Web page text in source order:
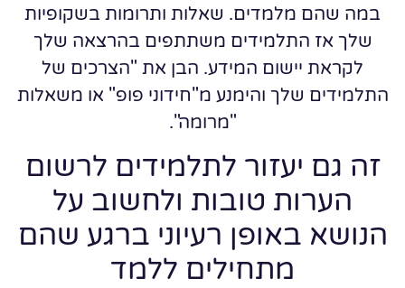
במה שהם מלמדים. שאלות ותרומות בשקופיות
שלך אז התלמידים משתתפים בהרצאה שלך
לקראת יישום המידע. הבן את "הצרכים של
התלמידים שלך והימנע מ"חידוני פופ" או משאלות
"מרומה".
זה גם יעזור לתלמידים לרשום
הערות טובות ולחשוב על
הנושא באופן רעיוני ברגע שהם
מתחילים ללמד